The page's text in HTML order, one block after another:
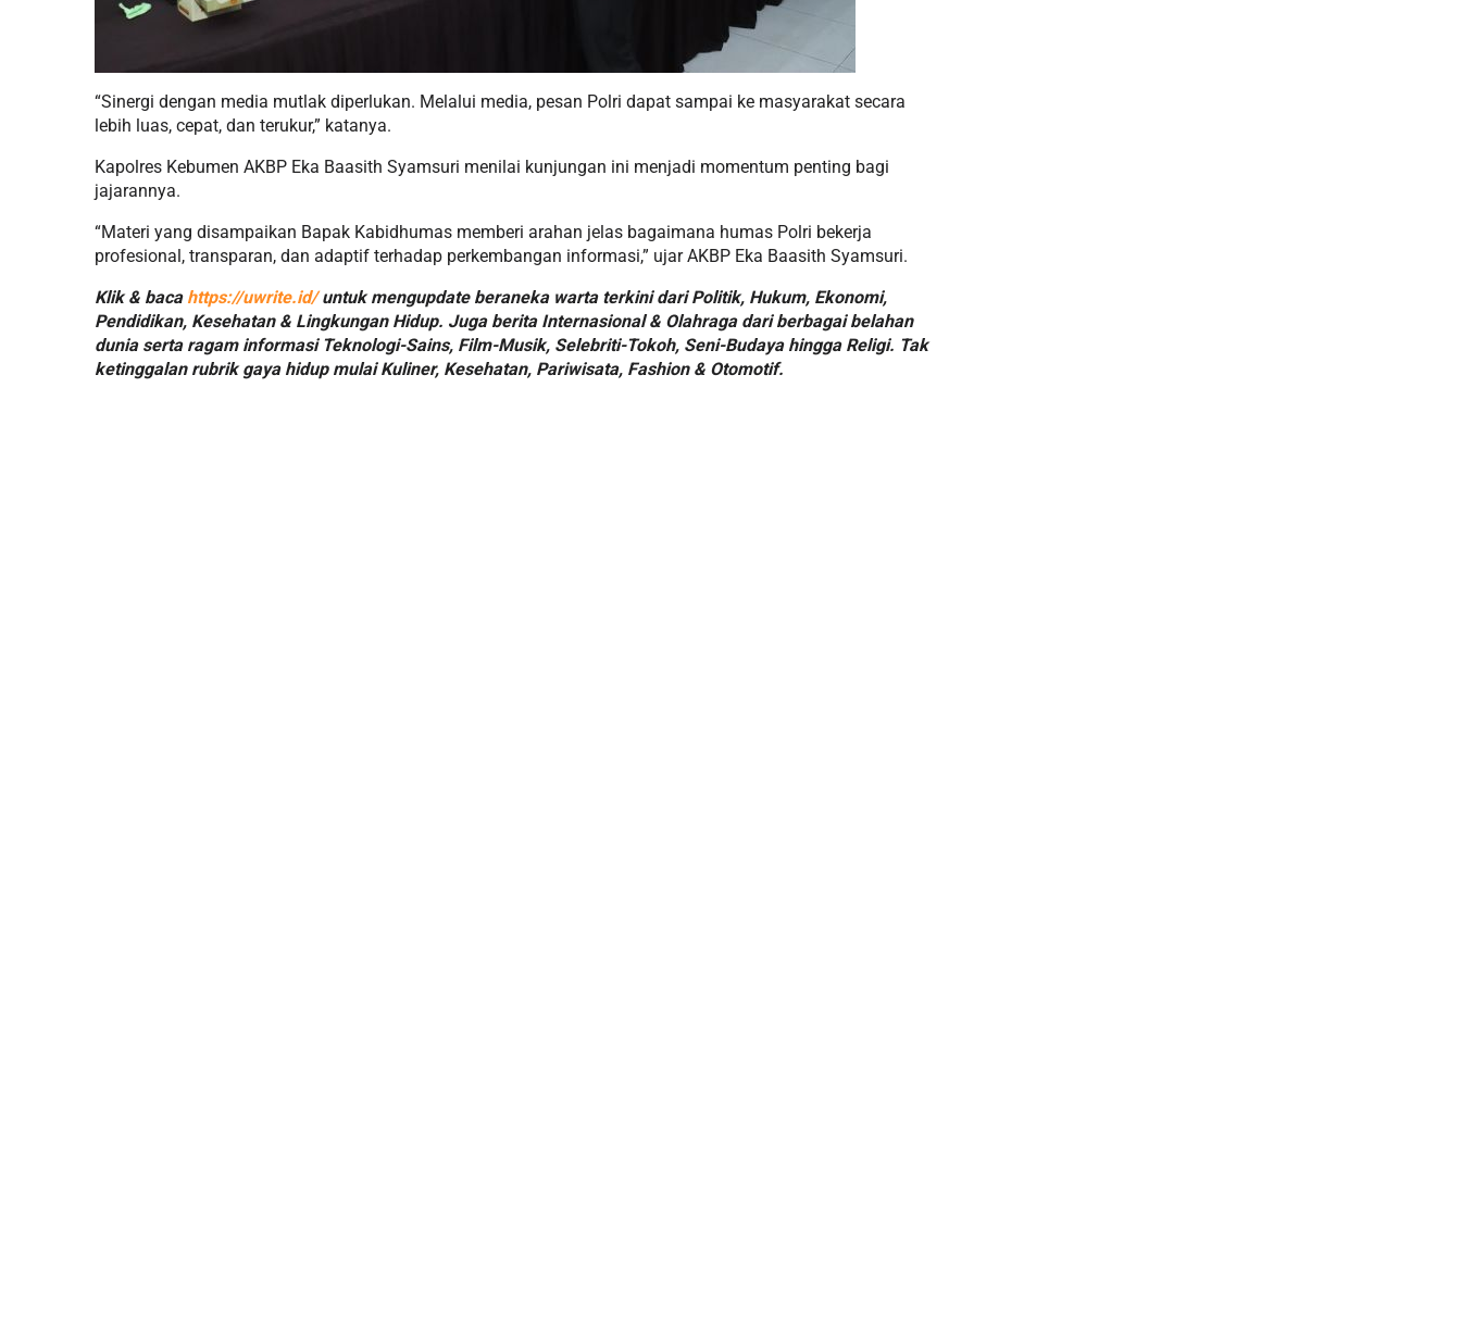
“Sinergi dengan media mutlak diperlukan. Melalui media, pesan Polri dapat sampai ke masyarakat secara
lebih luas, cepat, dan terukur,” katanya.
Kapolres Kebumen AKBP Eka Baasith Syamsuri menilai kunjungan ini menjadi momentum penting bagi
jajarannya.
“Materi yang disampaikan Bapak Kabidhumas memberi arahan jelas bagaimana humas Polri bekerja
profesional, transparan, dan adaptif terhadap perkembangan informasi,” ujar AKBP Eka Baasith Syamsuri.
Klik & baca https://uwrite.id/untuk mengupdate beraneka warta terkini dari Politik, Hukum, Ekonomi,
Pendidikan, Kesehatan & Lingkungan Hidup. Juga berita Internasional & Olahraga dari berbagai belahan
dunia serta ragam informasi Teknologi-Sains, Film-Musik, Selebriti-Tokoh, Seni-Budaya hingga Religi. Tak
ketinggalan rubrik gaya hidup mulai Kuliner, Kesehatan, Pariwisata, Fashion & Otomotif.